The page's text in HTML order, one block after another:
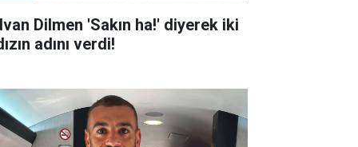
Dilmen 'Sakın ha!' diyerek iki
adını verdi!